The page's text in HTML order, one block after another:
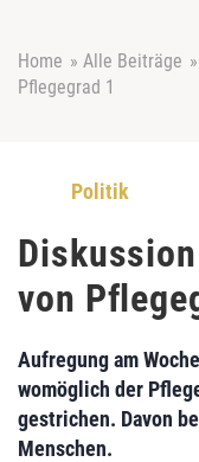
Home » Alle Beiträge »
Pflegegrad 1
Politik
von
Aufregung am
womöglich der
gestrichen. Davon
Menschen.